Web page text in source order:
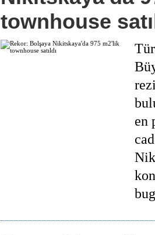
townhouse
en